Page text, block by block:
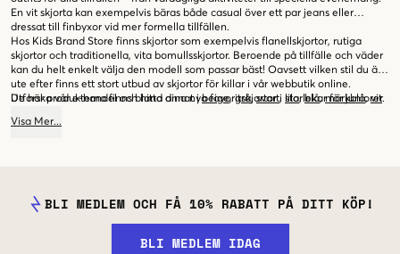
En vit skjorta kan exempelvis bäras både casual över ett par jeans eller
dressat till finbyxor vid mer formella tillfällen.
Hos Kids Brand Store finns skjortor som exempelvis flanellskjortor, rutiga
skjortor och traditionella, vita bomullsskjortor. Beroende på tillfälle och väder
kan du helt enkelt välja den modell som passar bäst! Oavsett vilken stil du är
ute efter finns ett stort utbud av skjortor för killar i vår webbutik online.
Utforska vår e-handel och hitta dina nya favoritskjortor i storlekar för juniorer
De här produkterna finns bland annat ibeige,grå,svart, lila, blå,mörkblå,vit.
Visa Mer...
BLI MEDLEM OCH FÅ 10% RABATT PÅ DITT KÖP!
BLI MEDLEM IDAG